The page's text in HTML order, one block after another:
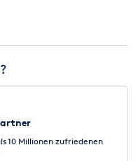
am Main
10 Millionen zufriedenen